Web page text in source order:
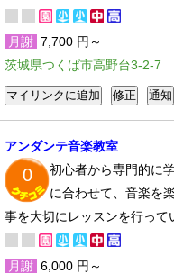
月謝 7,700 円～
茨城県つくば市高野台3-2-7
アンダンテ音楽教室
0
初心者から専門的に
に合わせて、音楽を
事を大切にレッスンを行って
月謝 6,000 円～